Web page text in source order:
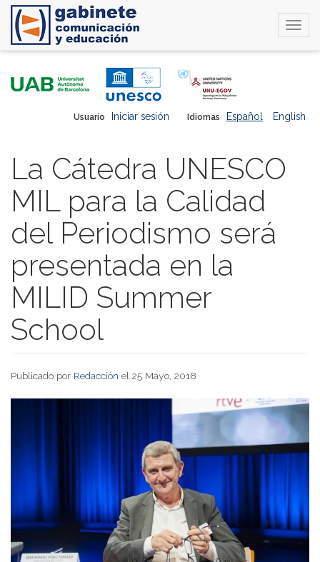
Idiomas Español English
Usuario Iniciar sesión
La Cátedra UNESCO
MIL para la Calidad
del Periodismo será
presentada en la
MILID Summer
School
Publicado por Redacción el 25 Mayo, 2018